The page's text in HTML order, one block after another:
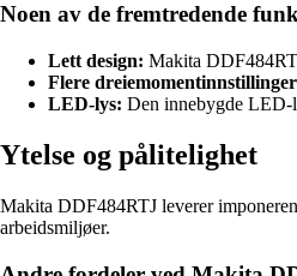
Noen av de fremtredende
Lett design: Makita
Flere
LED-lys: Den innebygde LED-
Ytelse og pålitelighet
Makita DDF484RTJ leverer
arbeidsmiljøer.